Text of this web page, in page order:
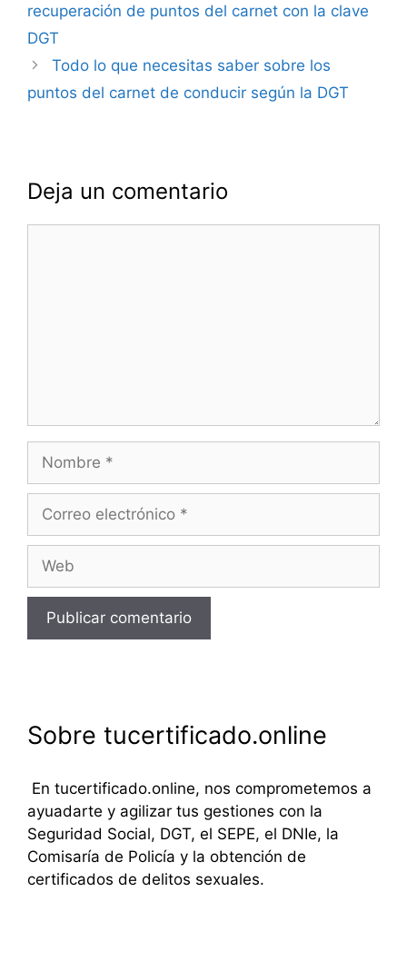
entradas
recuperación de puntos del carnet con la clave
DGT
Todo lo que necesitas saber sobre los
puntos del carnet de conducir según la DGT
Deja un comentario
electrónico
Sobre tucertificado.online
En tucertificado.online, nos comprometemos a
ayuadarte y agilizar tus gestiones con la
Seguridad Social, DGT, el SEPE, el DNIe, la
Comisaría de Policía y la obtención de
certificados de delitos sexuales.